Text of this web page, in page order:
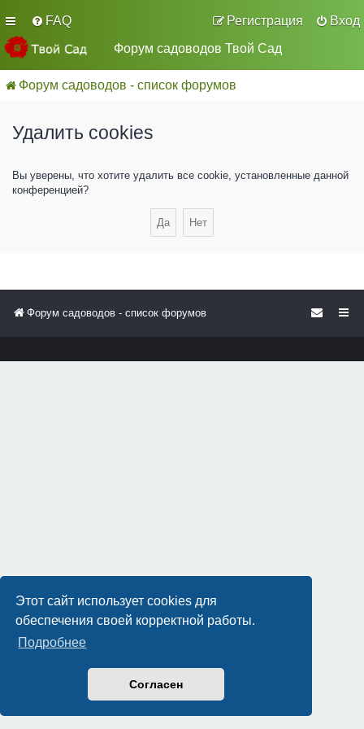
Этот сайт использует cookies для
обеспечения своей корректной работы.
Подробнее
Согласен
FAQ Вход
Регистрация
Форум садоводов Твой Сад
Форум садоводов - список форумов
Удалить cookies
Вы уверены, что хотите удалить все cookie, установленные данной
конференцией?
Форум садоводов - список форумов